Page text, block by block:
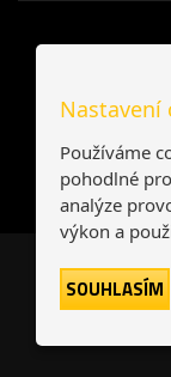
-
Nastavení
Používáme
pohodlné
analýze
výkon a
SOUHLASÍM